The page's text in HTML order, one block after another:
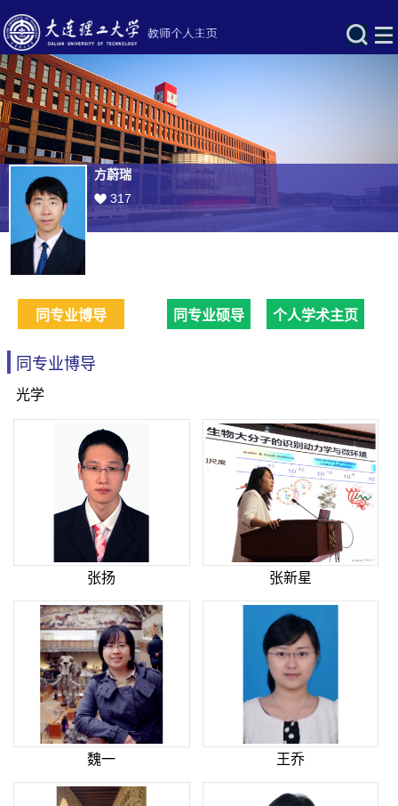
方蔚瑞
317
同专业博导 同专业硕导 个人学术主页
同专业博导
光学
张扬 张新星
魏一 王乔